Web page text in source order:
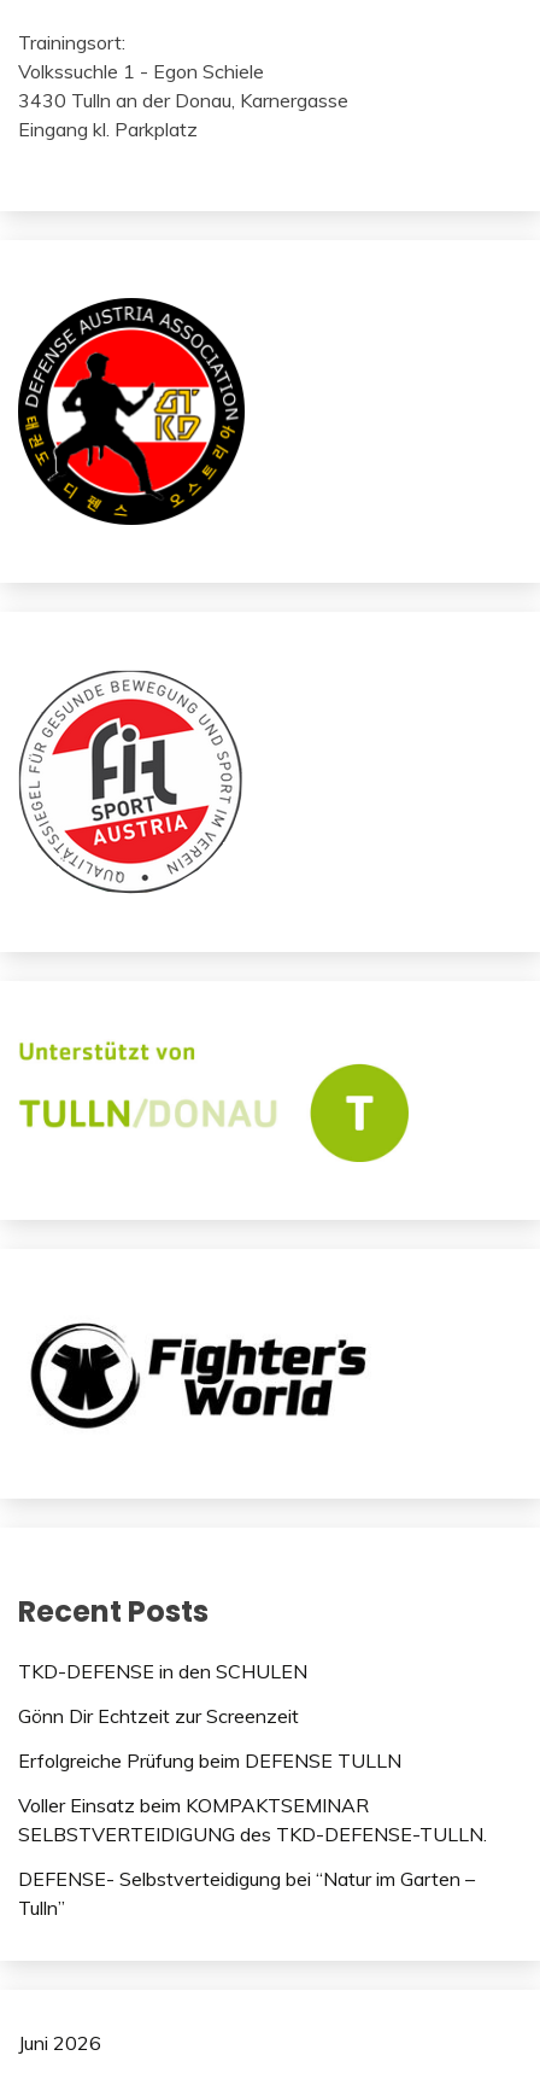
Trainingsort:
Volkssuchle 1 - Egon Schiele
3430 Tulln an der Donau, Karnergasse
Eingang kl. Parkplatz
Recent Posts
TKD-DEFENSE in den SCHULEN
Gönn Dir Echtzeit zur Screenzeit
Erfolgreiche Prüfung beim DEFENSE TULLN
Voller Einsatz beim KOMPAKTSEMINAR
SELBSTVERTEIDIGUNG des TKD-DEFENSE-TULLN.
DEFENSE- Selbstverteidigung bei “Natur im Garten –
Tulln”
Juni 2026